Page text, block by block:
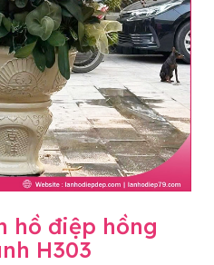
hồ điệp hồng
H303